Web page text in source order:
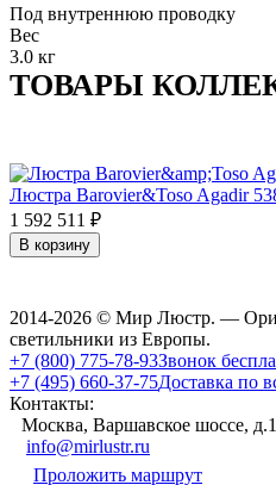
Под внутреннюю проводку
Вес
3.0 кг
ТОВАРЫ
Люстра Barovier&Toso Agadir
1 592 511 ₽
В корзину
2014-2026 © Мир Люстр. —
светильники из Европы.
+7 (800) 775-78-93Звонок
+7 (495) 660-37-75Доставка по
Контакты:
Москва, Варшавское шоссе,
info@mirlustr.ru
Проложить маршрут